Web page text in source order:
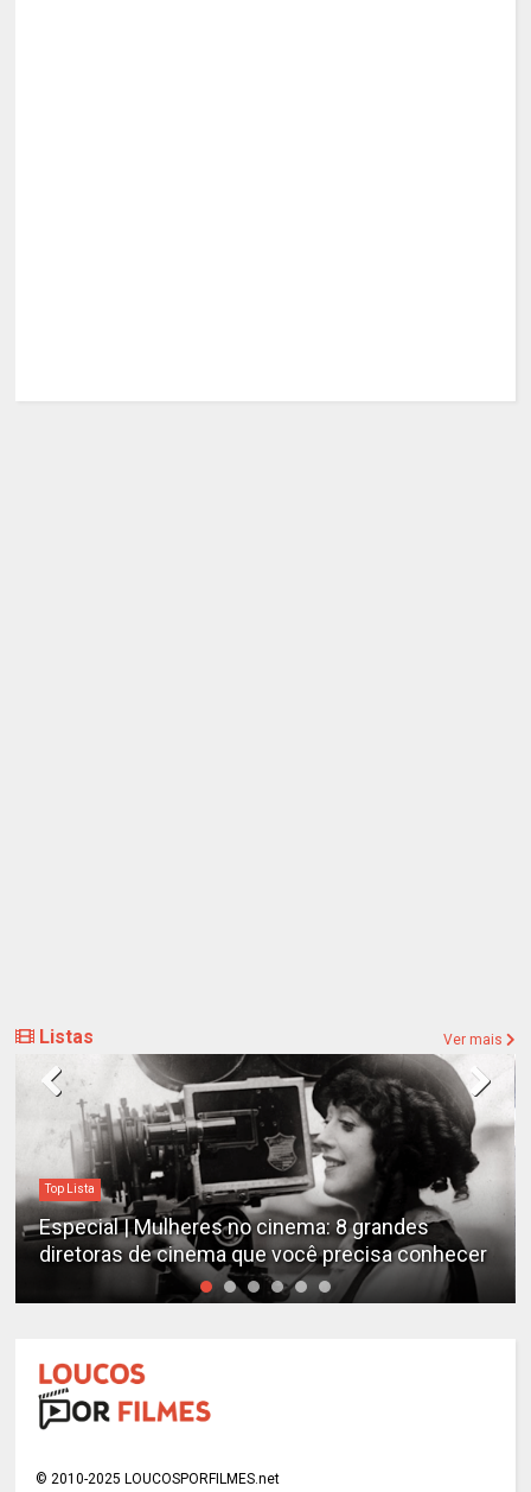
Listas Ver mais
Top Lista
Especial | Mulheres no cinema: 8 grandes
diretoras de cinema que você precisa conhecer
© 2010-2025 LOUCOSPORFILMES.net